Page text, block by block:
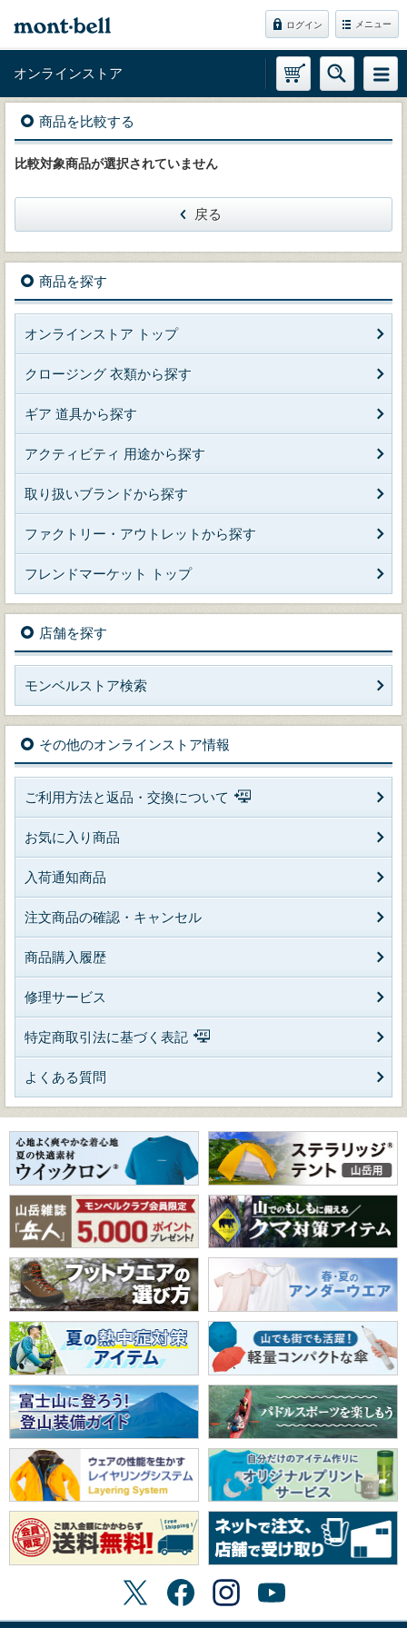
ログイン メニュー
オンラインストア
商品を比較する
比較対象商品が選択されていません
戻る
商品を探す
オンラインストア トップ
クロージング 衣類から探す
ギア 道具から探す
アクティビティ 用途から探す
取り扱いブランドから探す
ファクトリー・アウトレットから探す
フレンドマーケット トップ
店舗を探す
モンベルストア検索
その他のオンラインストア情報
ご利用方法と返品・交換について
お気に入り商品
入荷通知商品
注文商品の確認・キャンセル
商品購入履歴
修理サービス
特定商取引法に基づく表記
よくある質問